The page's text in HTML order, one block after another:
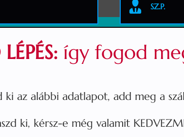
SZ.P.
így fogod
az alábbi adatlapot, add meg a
ki, kérsz-e még valamit